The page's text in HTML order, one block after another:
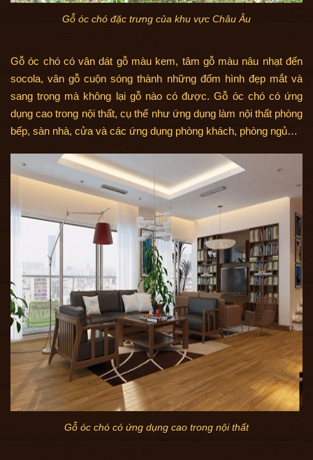
Gỗ óc chó đặc trưng của khu vực Châu Âu
Gỗ óc chó có vân dát gỗ màu kem, tâm gỗ màu nâu nhạt đến
socola, vân gỗ cuộn sóng thành những đốm hình đẹp mắt và
sang trọng mà không lại gỗ nào có được. Gỗ óc chó có ứng
dụng cao trong nội thất, cụ thể như ứng dụng làm nội thất phòng
bếp, sàn nhà, cửa và các ứng dụng phòng khách, phòng ngủ…
Gỗ óc chó có ứng dụng cao trong nội thất